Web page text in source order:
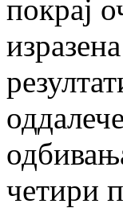
покрај
четири